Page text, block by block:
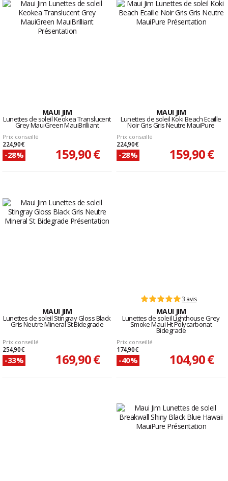
MAUI JIM
Lunettes de soleil Keokea Translucent
Grey MauiGreen MauiBrilliant
Prix conseillé
224,90 €
-28% 159,90 €
MAUI JIM
Lunettes de soleil Koki Beach Ecaille
Noir Gris Gris Neutre MauiPure
Prix conseillé
224,90 €
-28% 159,90 €
MAUI JIM
Lunettes de soleil Stingray Gloss Black
Gris Neutre Mineral St Bidegrade
Prix conseillé
254,90 €
-33% 169,90 €
3 avis
MAUI JIM
Lunettes de soleil Lighthouse Grey
Smoke Maui Ht Polycarbonat
Bidegrade
Prix conseillé
174,90 €
-40% 104,90 €